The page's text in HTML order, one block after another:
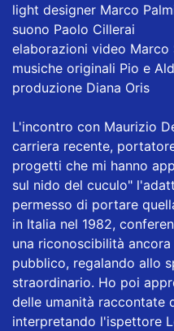
light designer Marco
suono Paolo Cillerai
elaborazioni video Marco
musiche originali Pio e
produzione Diana Oris
L'incontro con Maurizio
carriera recente,
progetti che mi hanno
sul nido del cuculo"
permesso di portare
in Italia nel 1982,
una riconoscibilità
pubblico, regalando allo
straordinario. Ho poi
delle umanità raccontate
interpretando l'ispettore